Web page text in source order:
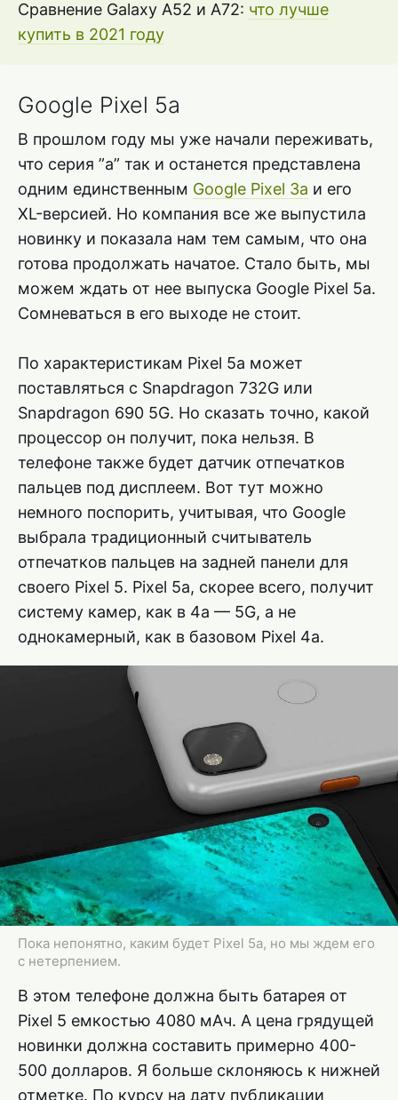
Сравнение Galaxy A52 и A72: что лучше
купить в 2021 году
Google Pixel 5a
В прошлом году мы уже начали переживать,
что серия ”a” так и останется представлена
одним единственным Google Pixel 3a и его
XL-версией. Но компания все же выпустила
новинку и показала нам тем самым, что она
готова продолжать начатое. Стало быть, мы
можем ждать от нее выпуска Google Pixel 5a.
Сомневаться в его выходе не стоит.
По характеристикам Pixel 5a может
поставляться с Snapdragon 732G или
Snapdragon 690 5G. Но сказать точно, какой
процессор он получит, пока нельзя. В
телефоне также будет датчик отпечатков
пальцев под дисплеем. Вот тут можно
немного поспорить, учитывая, что Google
выбрала традиционный считыватель
отпечатков пальцев на задней панели для
своего Pixel 5. Pixel 5a, скорее всего, получит
систему камер, как в 4a — 5G, а не
однокамерный, как в базовом Pixel 4a.
Пока непонятно, каким будет Pixel 5a, но мы ждем его
с нетерпением.
В этом телефоне должна быть батарея от
Pixel 5 емкостью 4080 мАч. А цена грядущей
новинки должна составить примерно 400-
500 долларов. Я больше склоняюсь к нижней
отметке. По курсу на дату публикации